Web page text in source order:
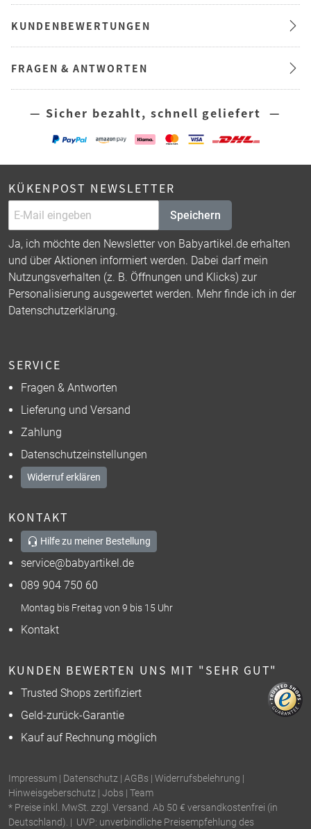
KUNDENBEWERTUNGEN
FRAGEN & ANTWORTEN
— Sicher bezahlt, schnell geliefert —
KÜKENPOST NEWSLETTER
Speichern
Ja, ich möchte den Newsletter von Babyartikel.de erhalten
und über Aktionen informiert werden. Dabei darf mein
Nutzungsverhalten (z. B. Öffnungen und Klicks) zur
Personalisierung ausgewertet werden. Mehr finde ich in der
Datenschutzerklärung.
SERVICE
Fragen & Antworten
Lieferung und Versand
Zahlung
Datenschutzeinstellungen
Widerruf erklären
KONTAKT
Hilfe zu meiner Bestellung
service@babyartikel.de
089 904 750 60
Montag bis Freitag von 9 bis 15 Uhr
Kontakt
KUNDEN BEWERTEN UNS MIT "SEHR GUT"
Trusted Shops zertifiziert
Geld-zurück-Garantie
Kauf auf Rechnung möglich
Impressum | Datenschutz | AGBs | Widerrufsbelehrung |
Hinweisgeberschutz | Jobs | Team
* Preise inkl. MwSt. zzgl. Versand. Ab 50 € versandkostenfrei (in
Deutschland). | UVP: unverbindliche Preisempfehlung des